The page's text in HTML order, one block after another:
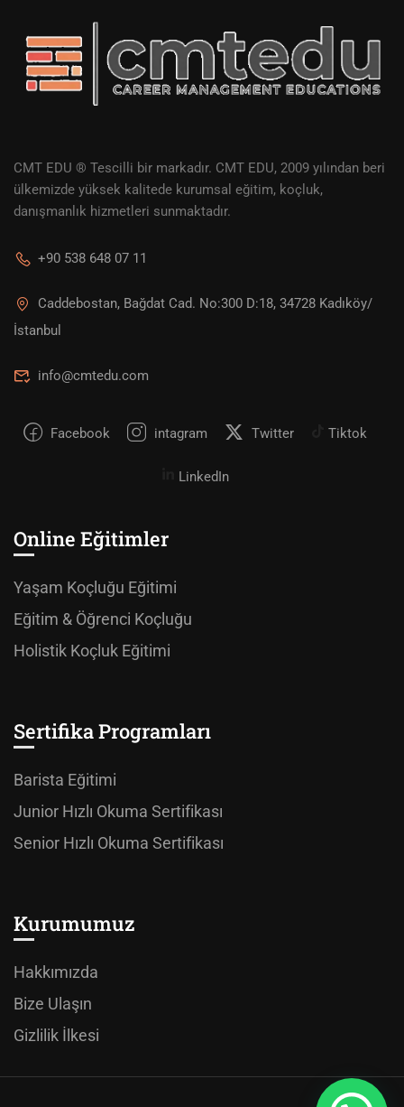
CMT EDU ® Tescilli bir markadır. CMT EDU, 2009 yılından beri
ülkemizde yüksek kalitede kurumsal eğitim, koçluk,
danışmanlık hizmetleri sunmaktadır.
+90 538 648 07 11
Caddebostan, Bağdat Cad. No:300 D:18, 34728 Kadıköy/
İstanbul
info@cmtedu.com
Facebook intagram Twitter Tiktok
LinkedIn
Online Eğitimler
Yaşam Koçluğu Eğitimi
Eğitim & Öğrenci Koçluğu
Holistik Koçluk Eğitimi
Sertifika Programları
Barista Eğitimi
Junior Hızlı Okuma Sertifikası
Senior Hızlı Okuma Sertifikası
Kurumumuz
Hakkımızda
Bize Ulaşın
Gizlilik İlkesi